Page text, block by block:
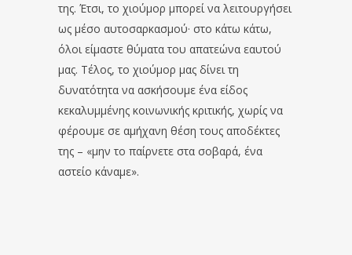
της. Έτσι, το χιούμορ μπορεί να λειτουργήσει
ως μέσο αυτοσαρκασμού· στο κάτω κάτω,
όλοι είμαστε θύματα του απατεώνα εαυτού
μας. Τέλος, το χιούμορ μας δίνει τη
δυνατότητα να ασκήσουμε ένα είδος
κεκαλυμμένης κοινωνικής κριτικής, χωρίς να
φέρουμε σε αμήχανη θέση τους αποδέκτες
της – «μην το παίρνετε στα σοβαρά, ένα
αστείο κάναμε».